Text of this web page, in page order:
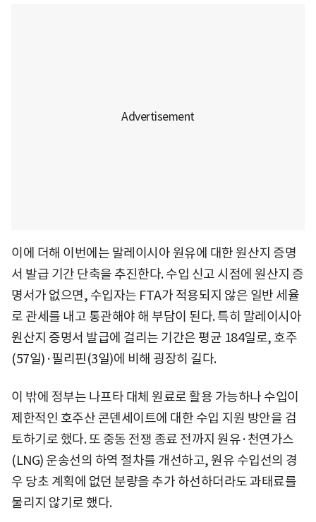
이에 더해 이번에는 말레이시아 원유에 대한 원산지 증명
서 발급 기간 단축을 추진한다. 수입 신고 시점에 원산지 증
명서가 없으면, 수입자는 FTA가 적용되지 않은 일반 세율
로 관세를 내고 통관해야 해 부담이 된다. 특히 말레이시아
원산지 증명서 발급에 걸리는 기간은 평균 184일로, 호주
(57일)·필리핀(3일)에 비해 굉장히 길다.
이 밖에 정부는 나프타 대체 원료로 활용 가능하나 수입이
제한적인 호주산 콘덴세이트에 대한 수입 지원 방안을 검
토하기로 했다. 또 중동 전쟁 종료 전까지 원유·천연가스
(LNG) 운송선의 하역 절차를 개선하고, 원유 수입선의 경
우 당초 계획에 없던 분량을 추가 하선하더라도 과태료를
물리지 않기로 했다.